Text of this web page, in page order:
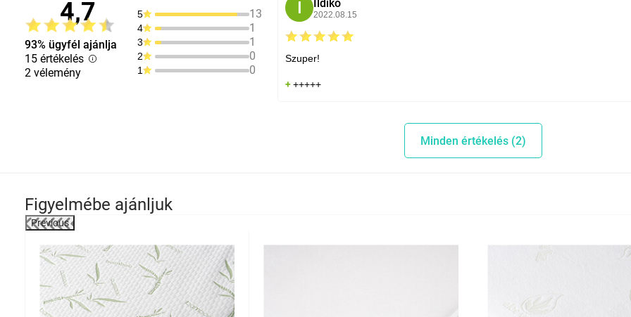
4,7
93% ügyfél ajánlja
15 értékelés
2 vélemény
5 13
4 1
3 1
2 0
1 0
I Ildikó
2022.08.15
Szuper!
+++++
Minden értékelés (2)
Figyelmébe ajánljuk
Previous